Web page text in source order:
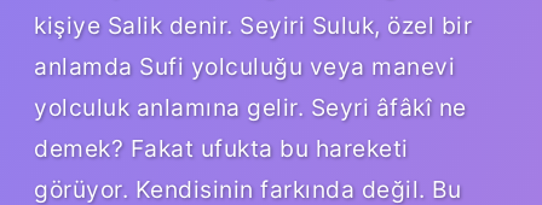
kişiye Salik denir. Seyiri Suluk, özel bir
anlamda Sufi yolculuğu veya manevi
yolculuk anlamına gelir. Seyri âfâkî ne
demek? Fakat ufukta bu hareketi
görüyor. Kendisinin farkında değil. Bu